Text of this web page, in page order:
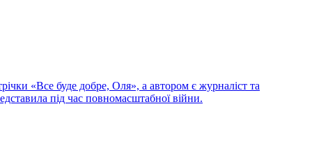
«Все буде добре, Оля», а автором є журналіст та
під час повномасштабної війни.